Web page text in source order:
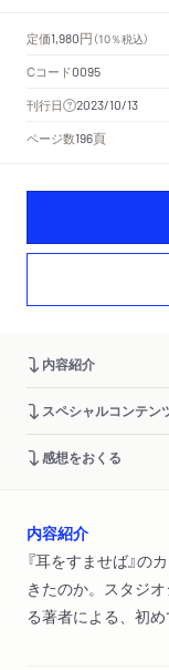
定価1,980円 （10％税込）
Cコード0095
刊行日
2023/10/13
ページ数196頁
内容紹介
スペシャルコンテン
感想をおくる
内容紹介
『耳をすませば』
きたのか。スタジ
る著者による、初め